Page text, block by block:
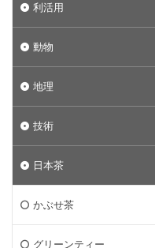
利活用
動物
地理
技術
日本茶
かぶせ茶
グリーンティー